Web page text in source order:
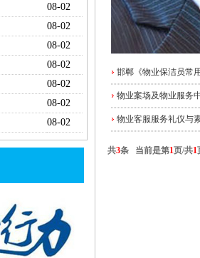
08-02
08-02
08-02
08-02
08-02
08-02
08-02
邯郸《物业保洁员常
物业案场及物业服务
物业客服服务礼仪与
共3条 当前是第1页/共1